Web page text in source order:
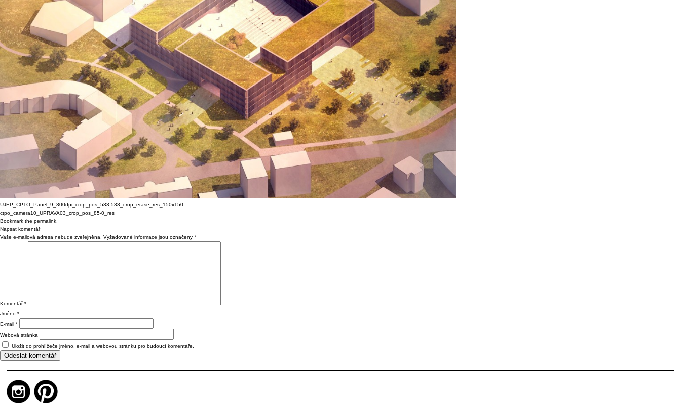
UJEP_CPTO_Panel_9_300dpi_crop_pos_533-533_crop_erase_res_150x150
ctpo_camera10_UPRAVA03_crop_pos_85-0_res
Bookmark the permalink
Napsat komentář
Vaše e-mailová adresa nebude zveřejněna.
Vyžadované informace jsou označeny *
Komentář*
Jméno *
E-mail *
Webová stránka
Uložit do prohlížeče jméno, e-mail a webovou stránku pro budoucí komentáře.